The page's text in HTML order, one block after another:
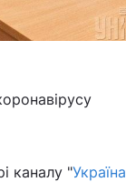
каналу "Україна